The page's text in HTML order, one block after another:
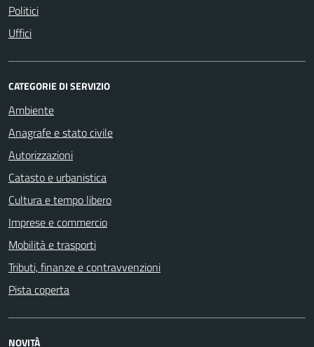
Politici
Uffici
CATEGORIE DI SERVIZIO
Ambiente
Anagrafe e stato civile
Autorizzazioni
Catasto e urbanistica
Cultura e tempo libero
Imprese e commercio
Mobilità e trasporti
Tributi, finanze e contravvenzioni
Pista coperta
NOVITÀ